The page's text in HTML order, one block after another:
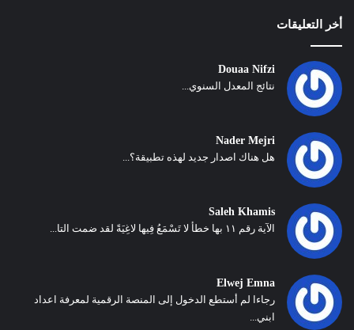
أخر التعليقات
Douaa Nifzi
نتائج المعدل السنوي...
Nader Mejri
هل هناك اصدار جديد لهذه تطبيقة؟...
Saleh Khamis
الآية رقم ١١ بها خطأ لا تَسْمَعُ فِيها لاغِيَةً لقد ضمت التا...
Elwej Emna
رجاءا لم أستطع الدخول إلى المنصة الرقمية لمعرفة اعداد
ابني...